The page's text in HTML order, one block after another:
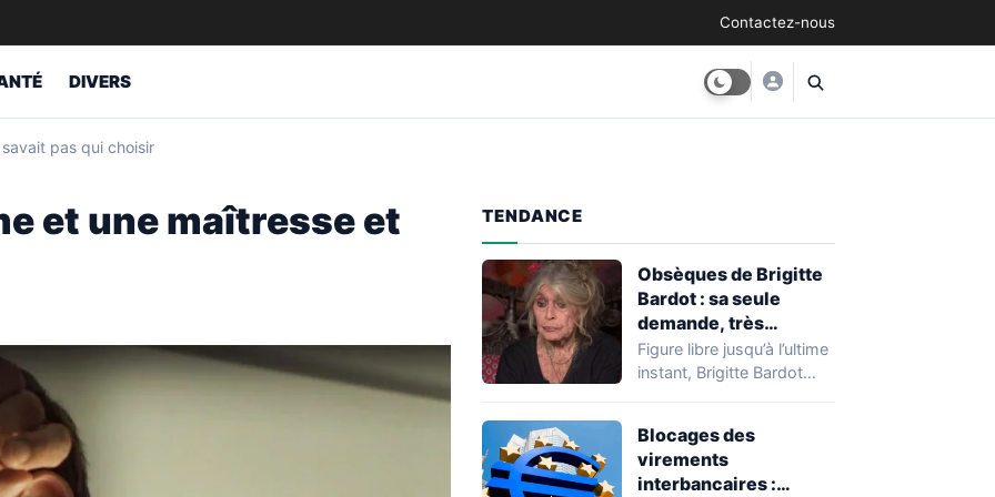
Contactez-nous
DIVERS
pas qui choisir
et une maîtresse et
TENDANCE
Obsèques de Brigitte
Bardot : sa seule
demande, très
modeste, pour son
enterrement
Figure libre jusqu’à l’ultime
instant, Brigitte Bardot
Blocages des
virements
interbancaires :